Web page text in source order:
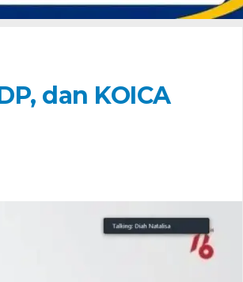
dan KOICA